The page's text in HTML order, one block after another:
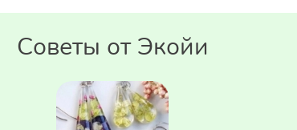
Советы от Экойи